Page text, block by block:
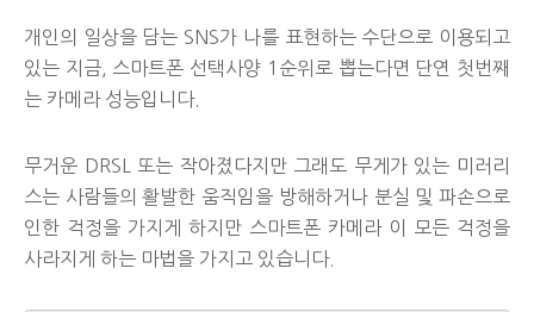
개인의 일상을 담는 SNS가 나를 표현하는 수단으로 이용되고
있는 지금, 스마트폰 선택사양 1순위로 뽑는다면 단연 첫번째
는 카메라 성능입니다.
무거운 DRSL 또는 작아졌다지만 그래도 무게가 있는 미러리
스는 사람들의 활발한 움직임을 방해하거나 분실 및 파손으로
인한 걱정을 가지게 하지만 스마트폰 카메라 이 모든 걱정을
사라지게 하는 마법을 가지고 있습니다.